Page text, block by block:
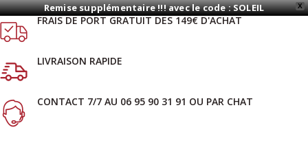
X
Remise supplémentaire !!! avec le code : SOLEIL
FRAIS DE PORT GRATUIT DES 149€ D'ACHAT
LIVRAISON RAPIDE
CONTACT 7/7 AU 06 95 90 31 91 OU PAR CHAT